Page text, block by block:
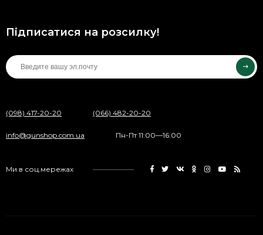
Підписатися на розсилку!
(098) 417-20-20 (066) 482-20-20
info@gunshop.com.ua Пн-Пт 11:00—16:00
Ми в соц.мережах